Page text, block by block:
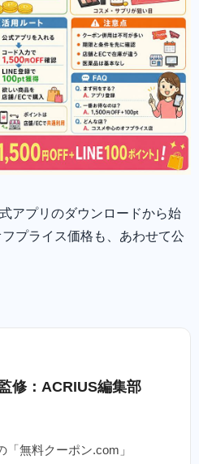
アプリのダウンロードから始
プライス価格も、あわせて公
修：ACRIUS編集部
無料クーポン.com」